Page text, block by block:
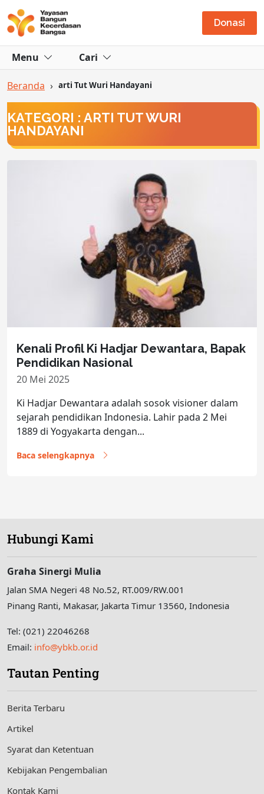
Donasi
Menu Cari
Beranda › arti Tut Wuri Handayani
KATEGORI : ARTI TUT WURI
HANDAYANI
Kenali Profil Ki Hadjar Dewantara, Bapak
Pendidikan Nasional
20 Mei 2025
Ki Hadjar Dewantara adalah sosok visioner dalam
sejarah pendidikan Indonesia. Lahir pada 2 Mei
1889 di Yogyakarta dengan...
Baca selengkapnya
Hubungi Kami
Graha Sinergi Mulia
Jalan SMA Negeri 48 No.52, RT.009/RW.001
Pinang Ranti, Makasar, Jakarta Timur 13560, Indonesia
Tel: (021) 22046268
Email: info@ybkb.or.id
Tautan Penting
Berita Terbaru
Artikel
Syarat dan Ketentuan
Kebijakan Pengembalian
Kontak Kami